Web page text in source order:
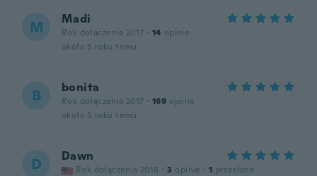
M Madi
Rok dołączenia 2017 · 14 opinie
około 5 roku temu
B bonita
Rok dołączenia 2017 · 169 opinie
około 5 roku temu
D Dawn
Rok dołączenia 2018 · 3 opinie · 1 przesłane